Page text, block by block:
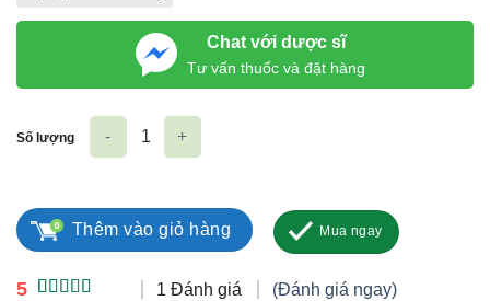
Chat với dược sĩ
Tư vấn thuốc và đặt hàng
5 1 Đánh giá (Đánh giá ngay)
Số lượng
Thêm vào giỏ hàng Mua ngay